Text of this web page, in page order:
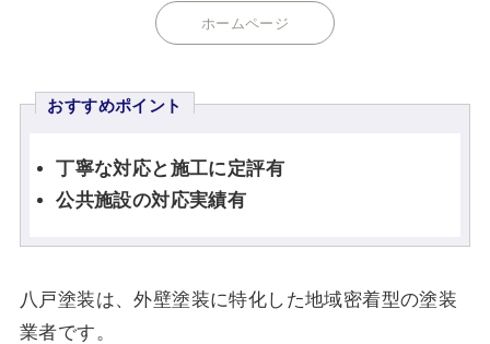
ホームページ
おすすめポイント
丁寧な対応と施工に定評有
公共施設の対応実績有
八戸塗装は、外壁塗装に特化した地域密着型の塗装
業者です。